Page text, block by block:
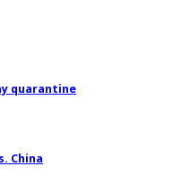
quarantine
China